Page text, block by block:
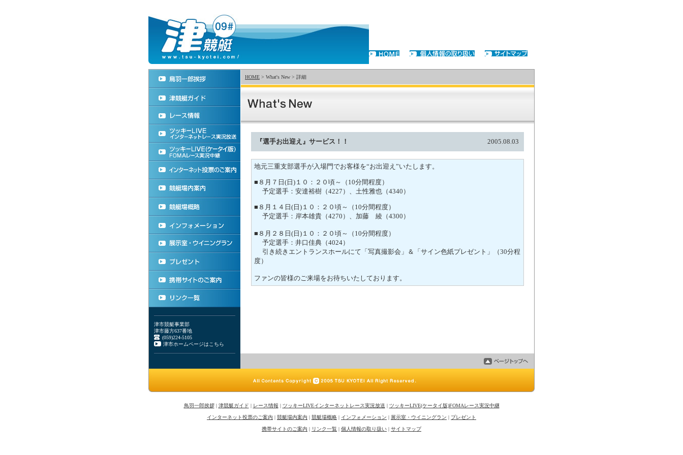
津市競艇事業部
津市藤方637番地
(059)224-5105
津市ホームページはこちら
HOME > What's New > 詳細
『選手お出迎え』サービス！！ 2005.08.03
地元三重支部選手が入場門でお客様を“お出迎え”いたします。
■８月７日(日)１０：２０頃～（10分間程度）
予定選手：安達裕樹（4227）、土性雅也（4340）
■８月１４日(日)１０：２０頃～（10分間程度）
予定選手：岸本雄貴（4270）、加藤 綾（4300）
■８月２８日(日)１０：２０頃～（10分間程度）
予定選手：井口佳典（4024）
引き続きエントランスホールにて「写真撮影会」＆「サイン色紙プレゼント」（30分程
度）
ファンの皆様のご来場をお待ちいたしております。
鳥羽一郎挨拶| 津競艇ガイド | レース情報 | ツッキーLIVEインターネットレース実況放送 | ツッキーLIVE(ケータイ版)FOMAレース実況中継
インターネット投票のご案内 | 競艇場内案内 | 競艇場概略 | インフォメーション | 展示室・ウイニングラン | プレゼント
携帯サイトのご案内 | リンク一覧 | 個人情報の取り扱い | サイトマップ